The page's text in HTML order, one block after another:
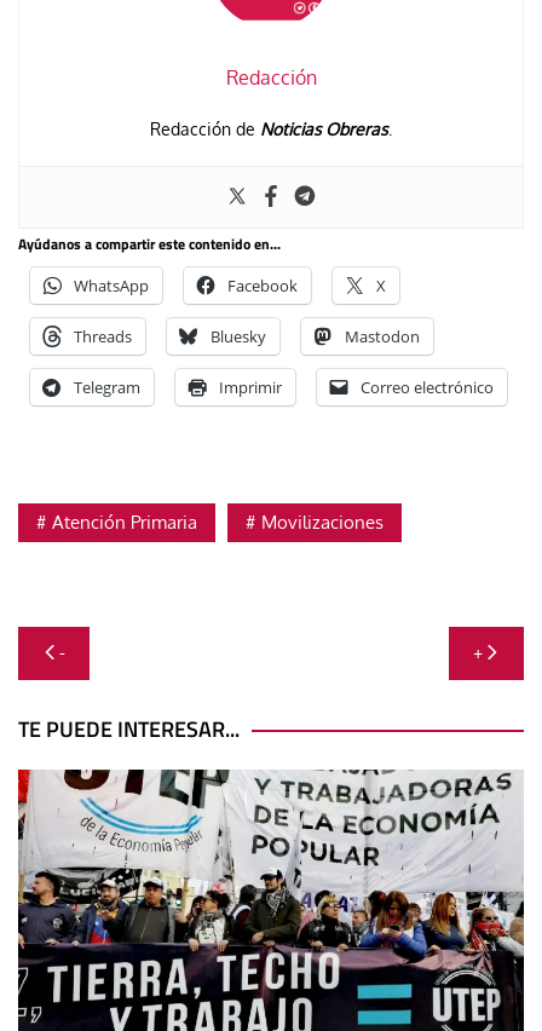
Redacción
Redacción de Noticias Obreras.
Ayúdanos a compartir este contenido en...
WhatsApp Facebook X
Threads Bluesky Mastodon
Telegram Imprimir Correo electrónico
Atención Primaria Movilizaciones
Navegación
de
entradas
- +
TE PUEDE INTERESAR...